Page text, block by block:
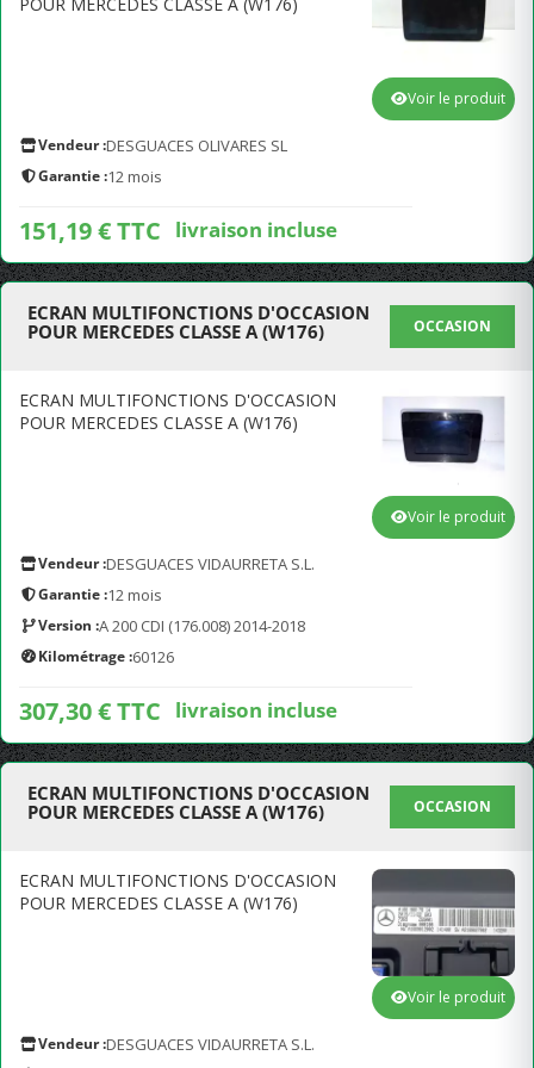
Vendeur :DESGUACES OLIVARES SL
Garantie :12 mois
151,19 € TTC livraison incluse
Voir le produit
ECRAN MULTIFONCTIONS D'OCCASION
POUR MERCEDES CLASSE A (W176)
OCCASION
ECRAN MULTIFONCTIONS D'OCCASION
POUR MERCEDES CLASSE A (W176)
Vendeur :DESGUACES VIDAURRETA S.L.
Garantie :12 mois
Version :A 200 CDI (176.008) 2014-2018
Kilométrage :60126
307,30 € TTC livraison incluse
Voir le produit
ECRAN MULTIFONCTIONS D'OCCASION
POUR MERCEDES CLASSE A (W176)
OCCASION
ECRAN MULTIFONCTIONS D'OCCASION
POUR MERCEDES CLASSE A (W176)
Vendeur :DESGUACES VIDAURRETA S.L.
Voir le produit